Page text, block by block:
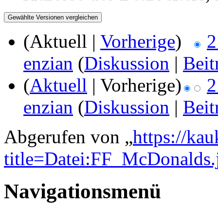
(Aktuell | Vorherige)
enzian (Diskussion |
(Aktuell | Vorherige)
enzian (Diskussion |
Abgerufen von „https://
Navigationsmenü